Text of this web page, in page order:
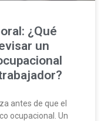
¿Qué
un
antes de que el
ocupacional. Un